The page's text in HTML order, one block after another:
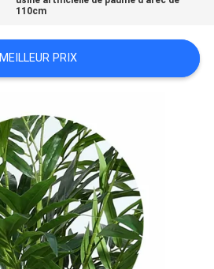
110cm
MEILLEUR PRIX